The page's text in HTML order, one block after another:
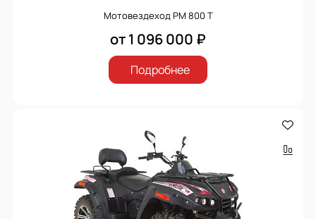
Мотовездеход РМ 800 Т
от 1 096 000 ₽
Подробнее